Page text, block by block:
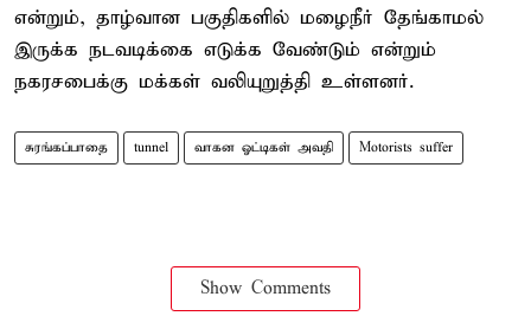
என்றும், தாழ்வான பகுதிகளில் மழைநீர் தேங்காமல்
இருக்க நடவடிக்கை எடுக்க வேண்டும் என்றும்
நகரசபைக்கு மக்கள் வலியுறுத்தி உள்ளனர்.
சுரங்கப்பாதை tunnel வாகன ஓட்டிகள் அவதி Motorists suffer
Show Comments